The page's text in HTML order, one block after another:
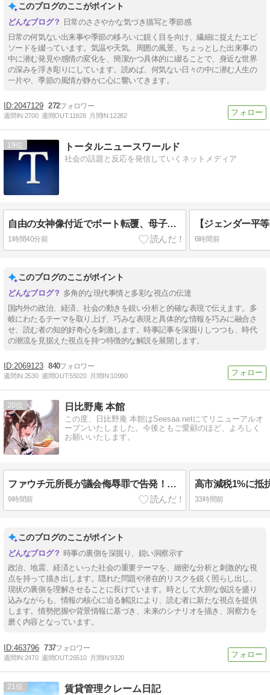
このブログのここがポイント
日常のささやかな気づき描写と季節感
日常の何気ない出来事や季節の移ろいに鋭く目を向け、繊細に捉えたエピ
ソードを綴っています。気温や天気、周囲の風景、ちょっとした出来事の
中に潜む発見や感情の変化を、簡潔かつ具体的に綴ることで、身近な世界
の深みを浮き彫りにしています。読めば、何気ない日々の中に潜む人生の
一片や、季節の風情が静かに心に響いてきます。
2047129 272
週間IN:2700 週間OUT:11928 月間IN:12282
19 トータルニュースワールド
社会の話題と反応を発信していくネットメディア
自由の女神像付近でボート転覆、母子2人死亡――定員10人の船に14人
1時間40分前 6時間前
このブログのここがポイント
多角的な現代事情と多彩な視点の伝達
国内外の政治、経済、社会の動きを鋭い分析と的確な表現で伝えます。多
岐にわたるテーマを取り上げ、巧みな表現と具体的な情報を巧みに融合さ
せ、読む者の知的好奇心を刺激します。時事記事を深掘りしつつも、時代
の潮流を見据えた視点を持つ特徴的な解説を展開します。
2069123 840
週間IN:2530 週間OUT:55020 月間IN:10990
20 日比野庵 本館
この度、日比野庵 本館はSeesaa.netにてリニューアルオ
ープンいたしました。今後ともご愛顧のほど、よろしく
お願いいたします。
ファウチ元所長が議会侮辱罪で告発！バイデン恩赦破られ州捜査で暴露されたワクチン不都合な真実…日本人の運命は 《新型コロナ追及シリーズ＃２》
9時間前 33時間前
このブログのここがポイント
時事の裏側を深掘り、鋭い洞察示す
政治、地震、経済といった社会の重要テーマを、緻密な分析と刺激的な視
点を持って描き出します。隠れた問題や潜在的リスクを鋭く照らし出し、
現状の裏側を理解させることに長けています。時として大胆な仮説を盛り
込みながらも、情報の核心に迫る解説により、読む者に新たな視点を提供
します。情勢把握や背景情報に基づき、未来のシナリオを描き、洞察力を
磨く内容となっています。
463796 737
週間IN:2470 週間OUT:26510 月間IN:9320
21 賃貸管理クレーム日記